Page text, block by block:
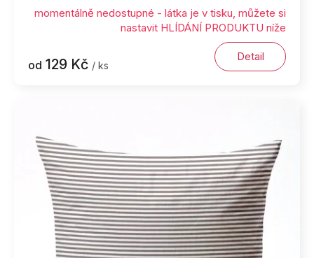
momentálně nedostupné - látka je v tisku, můžete si
nastavit HLÍDÁNÍ PRODUKTU níže
od 129 Kč / ks
Detail